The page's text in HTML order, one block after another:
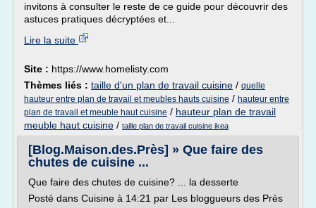
invitons à consulter le reste de ce guide pour découvrir des
astuces pratiques décryptées et...
Lire la suite
Site : https://www.homelisty.com
Thèmes liés : taille d'un plan de travail cuisine / quelle
hauteur entre plan de travail et meubles hauts cuisine / hauteur entre
plan de travail et meuble haut cuisine / hauteur plan de travail
meuble haut cuisine / taille plan de travail cuisine ikea
[Blog.Maison.des.Près] » Que faire des
chutes de cuisine ...
Que faire des chutes de cuisine? ... la desserte
Posté dans Cuisine à 14:21 par Les bloggueurs des Près